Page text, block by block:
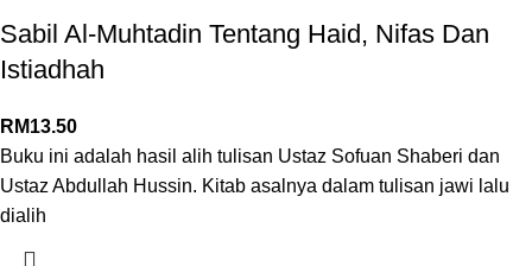
Sabil Al-Muhtadin Tentang Haid, Nifas Dan
Istiadhah
RM13.50
Buku ini adalah hasil alih tulisan Ustaz Sofuan Shaberi dan
Ustaz Abdullah Hussin. Kitab asalnya dalam tulisan jawi lalu
dialih